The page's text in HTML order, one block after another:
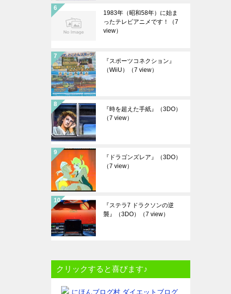
1983年（昭和58年）に始ま
ったテレビアニメです！
（7
view）
『スポーツコネクション』
（WiiU）
（7 view）
『時を超えた手紙』（3DO）
（7 view）
『ドラゴンズレア』（3DO）
（7 view）
『ステラ7 ドラクソンの逆
襲』（3DO）
（7 view）
クリックすると喜びます♪